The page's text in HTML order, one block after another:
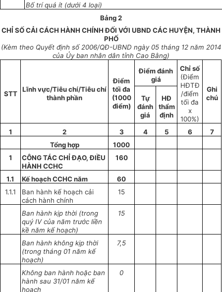
Bố trí quá ít (dưới 4 loại)
Bảng 2
CHỈ SỐ CẢI CÁCH HÀNH CHÍNH ĐỐI VỚI UBND CÁC HUYỆN, THÀNH
PHỐ
(Kèm theo Quyết định số2006/QĐ-UBND ngày 05 tháng 12 năm 2014
của Ủy ban nhân dân tỉnh Cao Bằng)
STT
Lĩnh vực/Tiêu chí/Tiêu chí
thành phần
Điểm
tối đa
(1000
điểm)
Điểmđánh
giá
Chỉ số
(Điểm
HĐTĐ
/điểm
tối đa
x
100%)
Ghi
chú
Tự
đánh
giá
HĐ
thẩm
định
1 2 3 4 5 6
7
Tổng hợp
1000
1
CÔNG TÁC CHỈ ĐẠO, ĐIỀU
HÀNH CCHC
160
1.1 Kế hoạchCCHC năm
60
1.1.1
Ban hành kế hoạch cải
cách hành chính
15
Ban hành kịp thời (trong
quý IV của năm trước liền
kề năm kế hoạch)
15
Ban hành không kịp thời
(trong tháng 01 năm kế
hoạch)
7,5
Không ban hành hoặc ban
hành sau 31/01 nămkế
hoạch
0